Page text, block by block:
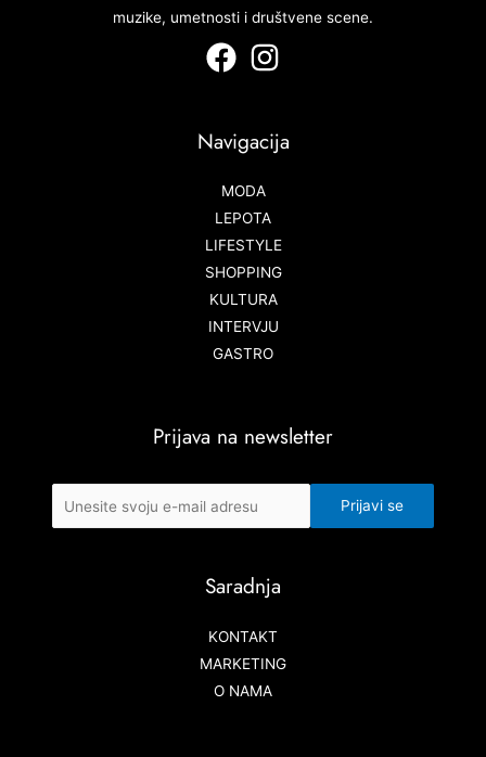
muzike, umetnosti i društvene scene.
Navigacija
MODA
LEPOTA
LIFESTYLE
SHOPPING
KULTURA
INTERVJU
GASTRO
Prijava na newsletter
Saradnja
KONTAKT
MARKETING
O NAMA